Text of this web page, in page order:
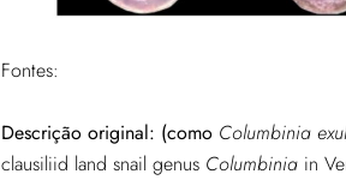
Fontes:
Descrição original: (como Columbinia exul
clausiliid land snail genus Columbiniain